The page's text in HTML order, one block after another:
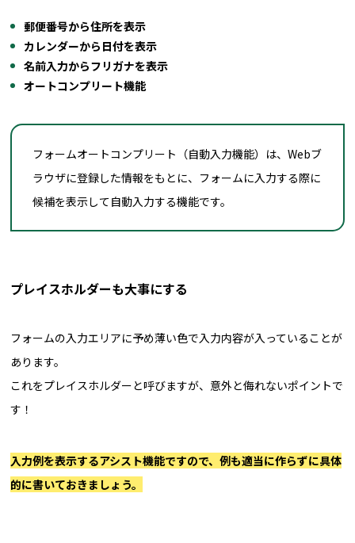
郵便番号から住所を表示
カレンダーから日付を表示
名前入力からフリガナを表示
オートコンプリート機能
フォームオートコンプリート（自動入力機能）は、Webブ
ラウザに登録した情報をもとに、フォームに入力する際に
候補を表示して自動入力する機能です。
プレイスホルダーも大事にする
フォームの入力エリアに予め薄い色で入力内容が入っていることが
あります。
これをプレイスホルダーと呼びますが、意外と侮れないポイントで
す！
入力例を表示するアシスト機能ですので、例も適当に作らずに具体
的に書いておきましょう。